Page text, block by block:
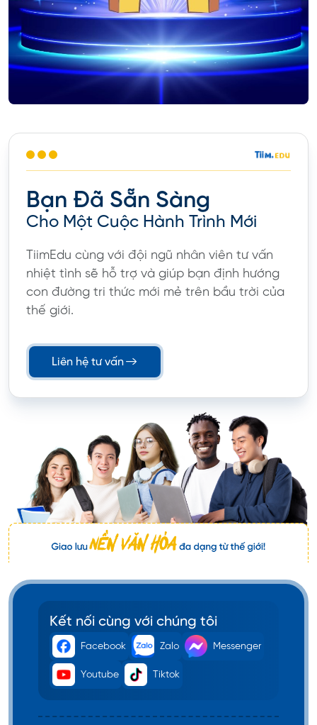
Bạn Đã Sẵn Sàng
Cho Một Cuộc Hành Trình Mới
TiimEdu cùng với đội ngũ nhân viên tư vấn
nhiệt tình sẽ hỗ trợ và giúp bạn định hướng
con đường tri thức mới mẻ trên bầu trời của
thế giới.
Liên hệ tư vấn
Kết nối cùng với chúng tôi
Facebook Zalo Messenger
Youtube Tiktok